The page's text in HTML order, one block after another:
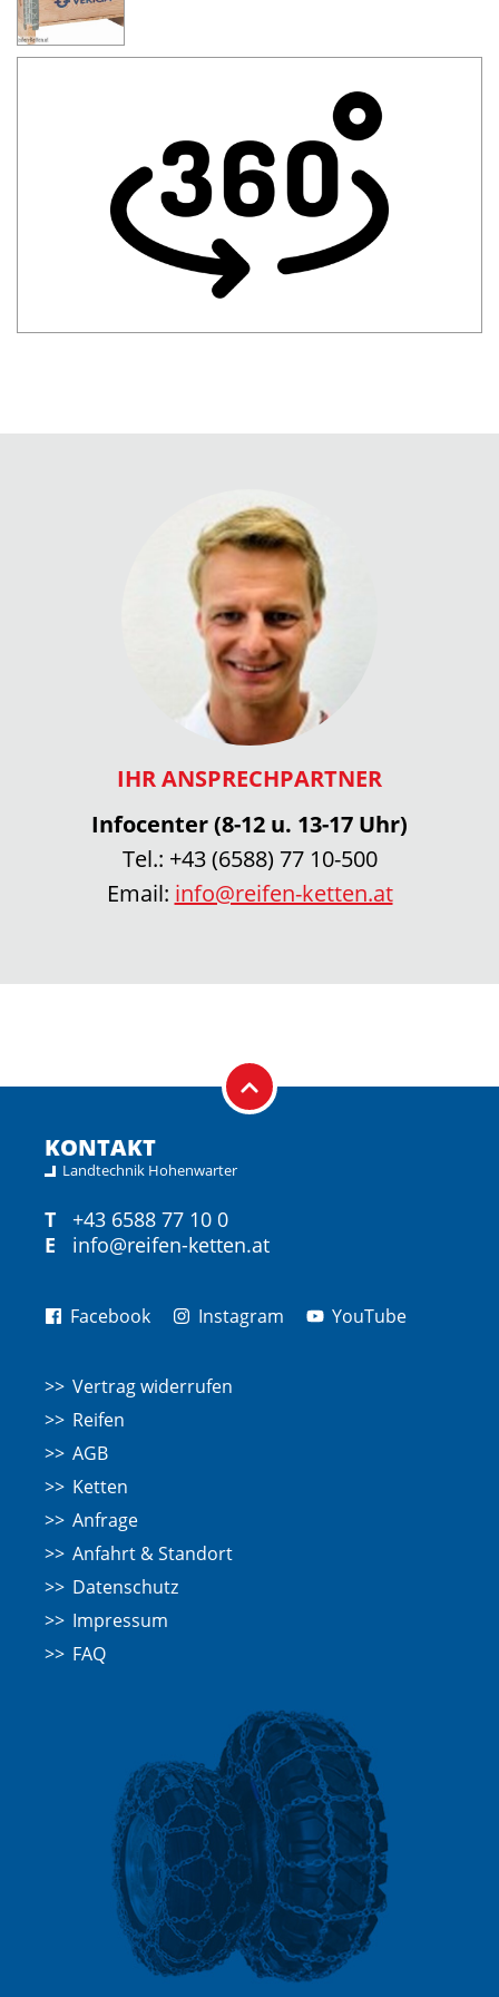
IHR ANSPRECHPARTNER
Infocenter (8-12 u. 13-17 Uhr)
Tel.: +43 (6588) 77 10-500
Email: info@reifen-ketten.at
KONTAKT
Landtechnik Hohenwarter
T
+43 6588 77 10 0
E
info@reifen-ketten.at
Facebook Instagram YouTube
Vertrag widerrufen
Reifen
AGB
Ketten
Anfrage
Anfahrt & Standort
Datenschutz
Impressum
FAQ